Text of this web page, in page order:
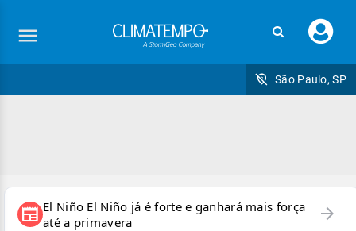
seu
São Paulo, SP
newspaper El Niño El Niño já é forte e ganhará mais força
até a primavera
arrow_forward